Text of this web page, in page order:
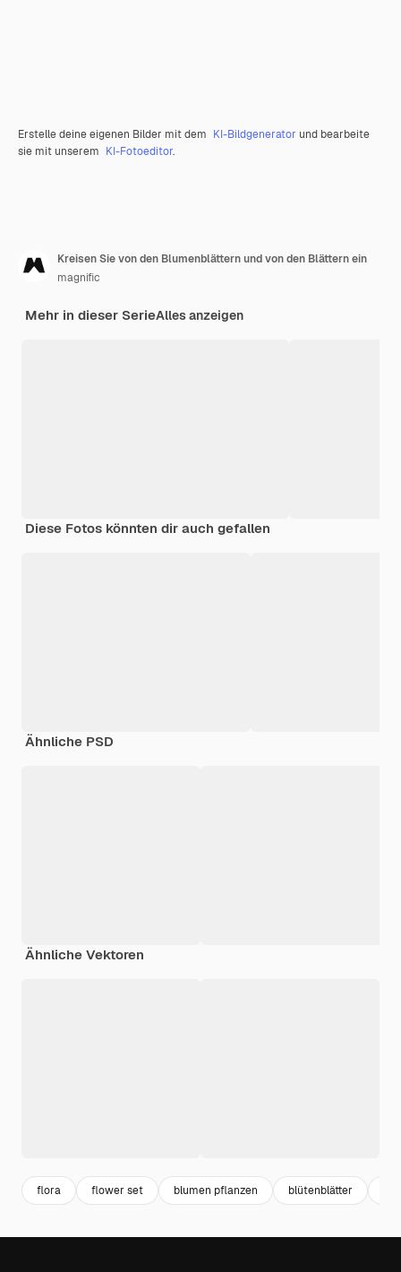
Erstelle deine eigenen Bilder mit dem KI-Bildgenerator und bearbeite
sie mit unserem KI-Fotoeditor.
Kreisen Sie von den Blumenblättern und von den Blättern ein
magnific
Mehr in dieser SerieAlles anzeigen
Diese Fotos könnten dir auch gefallen
Ähnliche PSD
Ähnliche Vektoren
flora flower set blumen pflanzen blütenblätter